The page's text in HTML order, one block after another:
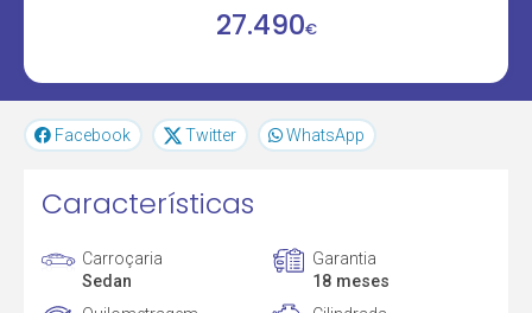
27.490€
Facebook Twitter WhatsApp
Características
Carroçaria
Sedan
Garantia
18 meses